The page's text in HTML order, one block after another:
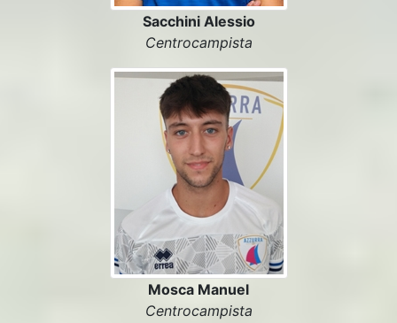
Sacchini Alessio
Centrocampista
Mosca Manuel
Centrocampista